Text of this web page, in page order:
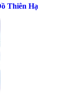
Thiên Hạ